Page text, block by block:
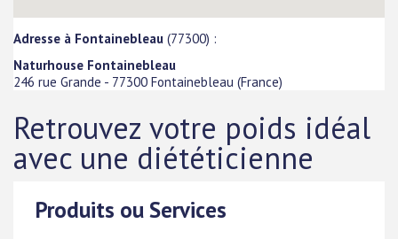
Adresse à Fontainebleau (77300) :
Naturhouse Fontainebleau
246 rue Grande - 77300 Fontainebleau (France)
Retrouvez votre poids idéal
avec une diététicienne
Produits ou Services